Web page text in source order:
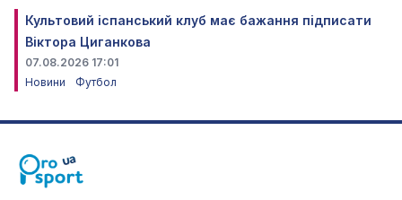
Культовий іспанський клуб має бажання підписати
Віктора Циганкова
07.08.2026 17:01
Новини
Футбол